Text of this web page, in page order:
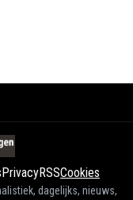
PrivacyRSSCookies
dagelijks, nieuws,